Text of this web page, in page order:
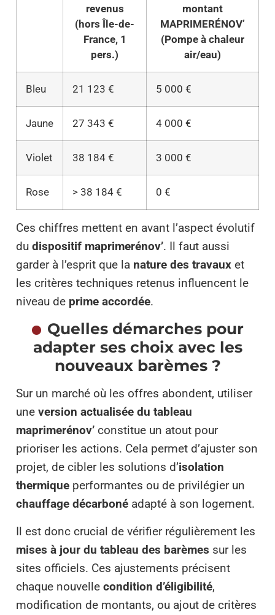
revenus
(hors Île-de-
France, 1
pers.)
montant
MAPRIMERÉNOV’
(Pompe à chaleur
air/eau)
Bleu 21 123 € 5 000 €
Jaune 27 343 € 4 000 €
Violet 38 184 € 3 000 €
Rose > 38 184 € 0 €
Ces chiffres mettent en avant l’aspect évolutif
du dispositif maprimerénov’. Il faut aussi
garder à l’esprit que la nature des travaux et
les critères techniques retenus influencent le
niveau de prime accordée.
Quelles démarches pour
adapter ses choix avec les
nouveaux barèmes ?
Sur un marché où les offres abondent, utiliser
une version actualisée du tableau
maprimerénov’ constitue un atout pour
prioriser les actions. Cela permet d’ajuster son
projet, de cibler les solutions d’isolation
thermique performantes ou de privilégier un
chauffage décarboné adapté à son logement.
Il est donc crucial de vérifier régulièrement les
mises à jour du tableau des barèmes sur les
sites officiels. Ces ajustements précisent
chaque nouvelle condition d’éligibilité,
modification de montants, ou ajout de critères